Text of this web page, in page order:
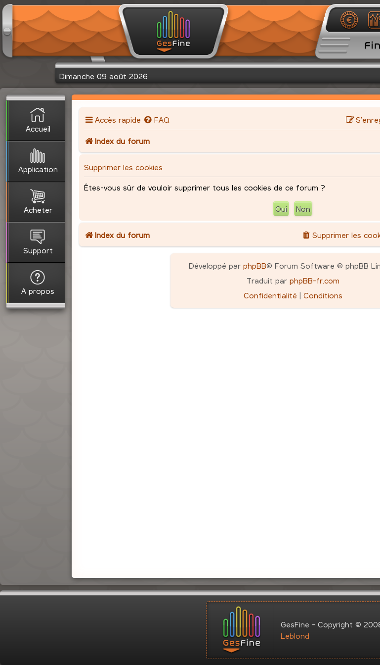
Dimanche 09 août 2026
Accueil
Application
Acheter
Support
A propos
Accès rapide FAQ
Index du forum
Supprimer les cookies
Êtes-vous sûr de vouloir supprimer tous les cookies de ce forum ?
Index du forum Supprimer les
Développé par phpBB® Forum Software © phpBB
Traduit par phpBB-fr.com
Confidentialité | Conditions
GesFine - Copyright ©
Leblond